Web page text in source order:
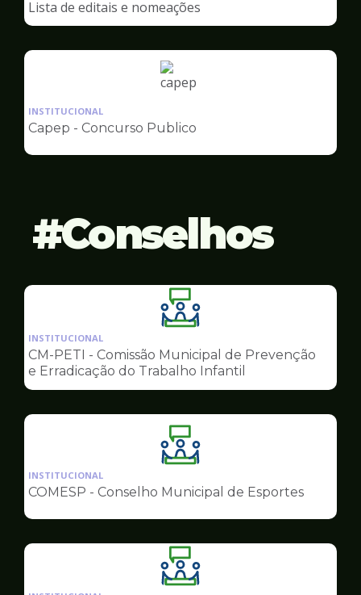
Capep
Lista de editais e nomeações
Ilustração
pagina
Capep
INSTITUCIONAL
Capep - Concurso Publico
Conselhos
Ilustração
da
pagina
de
Conselhos
INSTITUCIONAL
CM-PETI - Comissão Municipal de Prevenção
e Erradicação do Trabalho Infantil
Ilustração
da
pagina
Conselhos
INSTITUCIONAL
COMESP - Conselho Municipal de Esportes
Ilustração